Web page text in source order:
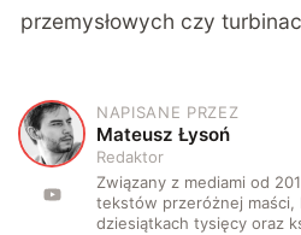
przemysłowych czy
M
NAPISANE PRZEZ
Mateusz Łysoń
Redaktor
Związany z mediami od
tekstów przeróżnej maści,
dziesiątkach tysięcy oraz